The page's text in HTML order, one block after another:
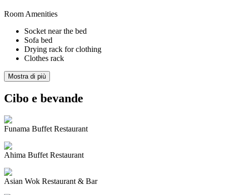
Room Amenities
Socket near the bed
Sofa bed
Drying rack for clothing
Clothes rack
Mostra di più
Cibo e bevande
Funama Buffet Restaurant
Ahima Buffet Restaurant
Asian Wok Restaurant & Bar